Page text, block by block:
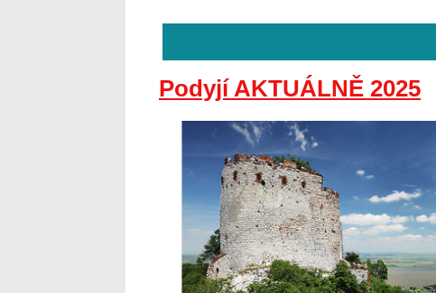
Podyjí AKTUÁLNĚ 2025